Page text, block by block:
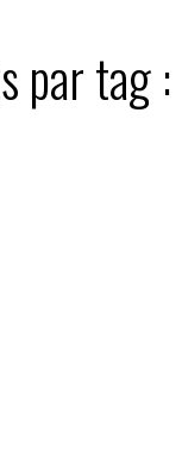
par tag :